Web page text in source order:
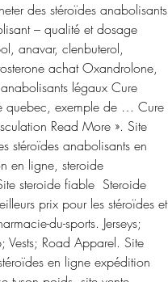
des stéroïdes anabolisants
– qualité et dosage
anavar, clenbuterol,
achat Oxandrolone,
légaux Cure
quebec, exemple de … Cure
Read More ». Site
stéroïdes anabolisants en
en ligne, steroide
steroide fiable  Steroide
prix pour les stéroïdes et
du-sports. Jerseys;
Vests; Road Apparel. Site
en ligne expédition